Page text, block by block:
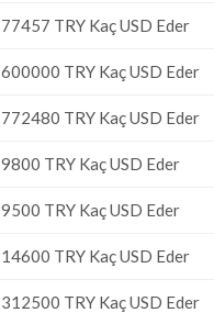
77457 TRY Kaç USD Eder
600000 TRY Kaç USD Eder
772480 TRY Kaç USD Eder
9800 TRY Kaç USD Eder
9500 TRY Kaç USD Eder
14600 TRY Kaç USD Eder
312500 TRY Kaç USD Eder